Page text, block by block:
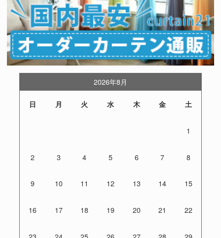
2026年8月
日 月 火 水 木 金 土
1
2 3 4 5 6 7 8
9 10 11 12 13 14 15
16 17 18 19 20 21 22